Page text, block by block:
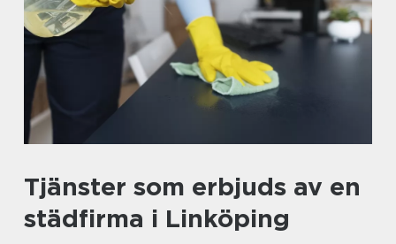
Tjänster som erbjuds av en
städfirma i Linköping